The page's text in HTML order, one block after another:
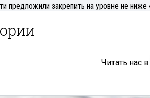
предложили закрепить на уровне не ниже
Читать нас в